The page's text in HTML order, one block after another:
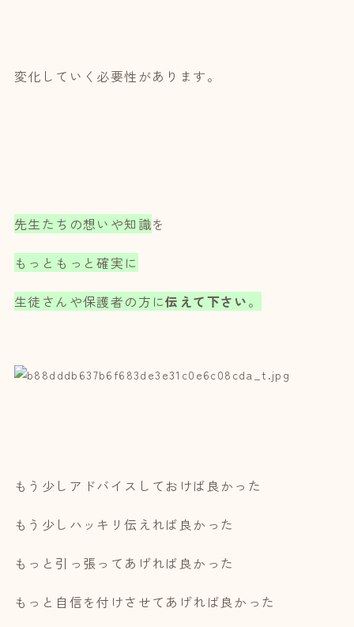
変化していく必要性があります。
先生たちの想いや知識を
もっともっと確実に
生徒さんや保護者の方に伝えて下さい。
もう少しアドバイスしておけば良かった
もう少しハッキリ伝えれば良かった
もっと引っ張ってあげれば良かった
もっと自信を付けさせてあげれば良かった